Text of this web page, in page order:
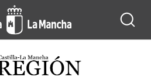
de Castilla-La